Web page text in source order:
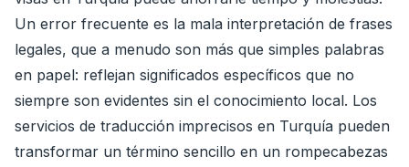
Un error frecuente es la mala interpretación de frases
legales, que a menudo son más que simples palabras
en papel: reflejan significados específicos que no
siempre son evidentes sin el conocimiento local. Los
servicios de traducción imprecisos en Turquía pueden
transformar un término sencillo en un rompecabezas